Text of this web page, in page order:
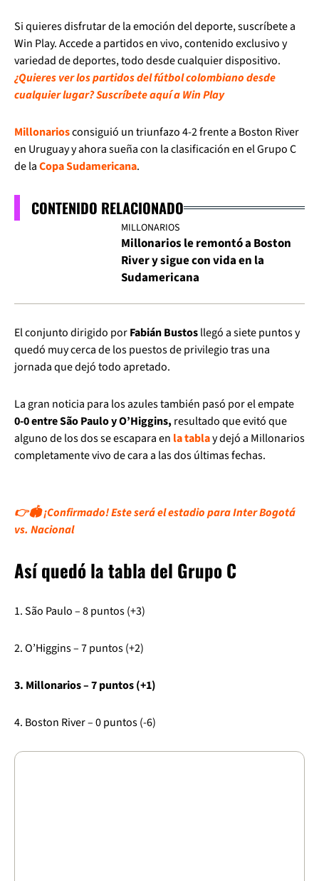
Si quieres disfrutar de la emoción del deporte, suscríbete a
Win Play. Accede a partidos en vivo, contenido exclusivo y
variedad de deportes, todo desde cualquier dispositivo.
¿Quieres ver los partidos del fútbol colombiano desde
cualquier lugar? Suscríbete aquí a Win Play
Millonariosconsiguió un triunfazo 4-2 frente a Boston River
en Uruguay y ahora sueña con la clasificación en el Grupo C
de laCopa Sudamericana.
CONTENIDO RELACIONADO
MILLONARIOS
Millonarios le remontó a Boston
River y sigue con vida en la
Sudamericana
El conjunto dirigido porFabián Bustosllegó a siete puntos y
quedó muy cerca de los puestos de privilegio tras una
jornada que dejó todo apretado.
La gran noticia para los azules también pasó por el empate
0-0 entre São Paulo y O’Higgins, resultado que evitó que
alguno de los dos se escapara en la tablay dejó a Millonarios
completamente vivo de cara a las dos últimas fechas.
👉🏟️ ¡Confirmado! Este será el estadio para Inter Bogotá
vs. Nacional
Así quedó la tabla del Grupo C
1. São Paulo – 8 puntos (+3)
2. O’Higgins – 7 puntos (+2)
3. Millonarios – 7 puntos (+1)
4. Boston River – 0 puntos (-6)